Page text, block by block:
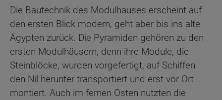
Die Bautechnik des Modulhauses erscheint auf
den ersten Blick modern, geht aber bis ins alte
Ägypten zurück. Die Pyramiden gehören zu den
ersten Modulhäusern, denn ihre Module, die
Steinblöcke, wurden vorgefertigt, auf Schiffen
den Nil herunter transportiert und erst vor Ort
montiert. Auch im fernen Osten nutzten die